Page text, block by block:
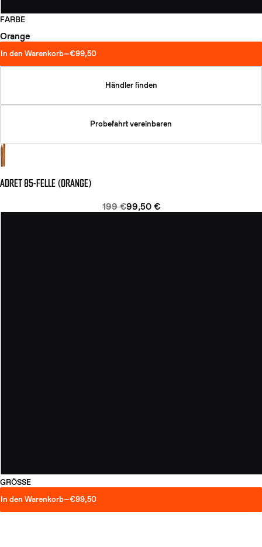
FARBE
Orange
In den Warenkorb—€99,50
Händler finden
Probefahrt vereinbaren
ADRET 85-FELLE (ORANGE)
199 €99,50 €
GRÖSSE
In den Warenkorb—€99,50